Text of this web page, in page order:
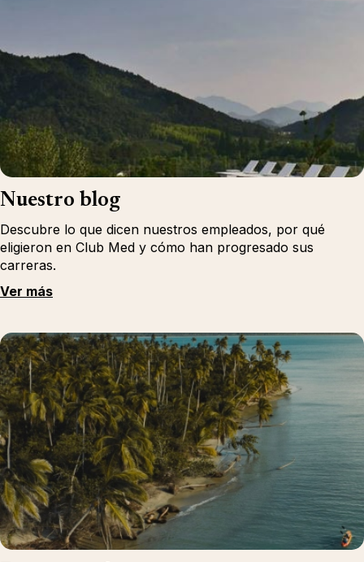
Nuestro blog
Descubre lo que dicen nuestros empleados, por qué
eligieron en Club Med y cómo han progresado sus
carreras.
Ver más